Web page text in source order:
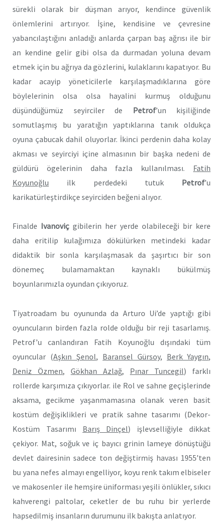
sürekli olarak bir düşman arıyor, kendince güvenlik
önlemlerini artırıyor. İşine, kendisine ve çevresine
yabancılaştığını anladığı anlarda çarpan baş ağrısı ile bir
an kendine gelir gibi olsa da durmadan yoluna devam
etmek için bu ağrıya da gözlerini, kulaklarını kapatıyor. Bu
kadar acayip yöneticilerle karşılaşmadıklarına göre
böylelerinin olsa olsa hayalini kurmuş olduğunu
düşündüğümüz seyirciler de Petrof’un kişiliğinde
somutlaşmış bu yaratığın yaptıklarına tanık oldukça
oyuna çabucak dahil oluyorlar. İkinci perdenin daha kolay
akması ve seyirciyi içine almasının bir başka nedeni de
güldürü ögelerinin daha fazla kullanılması. Fatih
Koyunoğlu ilk perdedeki tutuk Petrof’u
karikatürleştirdikçe seyirciden beğeni alıyor.
Finalde Ivanoviç gibilerin her yerde olabileceği bir kere
daha eritilip kulağımıza dökülürken metindeki kadar
didaktik bir sonla karşılaşmasak da şaşırtıcı bir son
dönemeç bulamamaktan kaynaklı bükülmüş
boyunlarımızla oyundan çıkıyoruz.
Tiyatroadam bu oyununda da Arturo Ui’de yaptığı gibi
oyuncuların birden fazla rolde olduğu bir reji tasarlamış.
Petrof’u canlandıran Fatih Koyunoğlu dışındaki tüm
oyuncular (Aşkın Şenol, Baransel Gürsoy, Berk Yaygın,
Deniz Özmen, Gökhan Azlağ, Pınar Tuncegil) farklı
rollerde karşımıza çıkıyorlar. ile Rol ve sahne geçişlerinde
aksama, gecikme yaşanmamasına olanak veren basit
kostüm değişiklikleri ve pratik sahne tasarımı (Dekor-
Kostüm Tasarımı Barış Dinçel) işlevselliğiyle dikkat
çekiyor. Mat, soğuk ve iç bayıcı grinin lameye dönüştüğü
devlet dairesinin sadece ton değiştirmiş havası 1955’ten
bu yana nefes almayı engelliyor, koyu renk takım elbiseler
ve makosenler ile hemşire üniforması yeşili önlükler, sıkıcı
kahverengi paltolar, ceketler de bu ruhu bir yerlerde
hapsedilmiş insanların durumunu ilk bakışta anlatıyor.